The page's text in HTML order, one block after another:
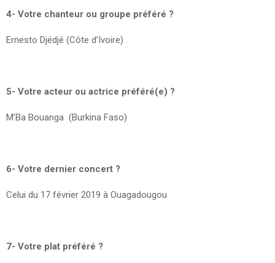
4- Votre chanteur ou groupe préféré ?
Ernesto Djédjé (Côte d’Ivoire)
5- Votre acteur ou actrice préféré(e) ?
M’Ba Bouanga (Burkina Faso)
6- Votre dernier concert ?
Celui du 17 février 2019 à Ouagadougou
7- Votre plat préféré ?